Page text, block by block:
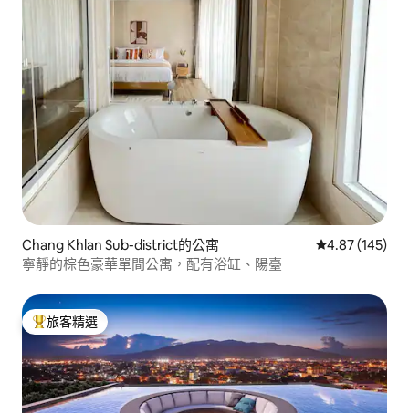
Chang Khlan Sub-district的公寓 從 145 則評價
4.87 (145)
寧靜的棕色豪華單間公寓，配有浴缸、陽臺
旅客精選榜首
旅客精選